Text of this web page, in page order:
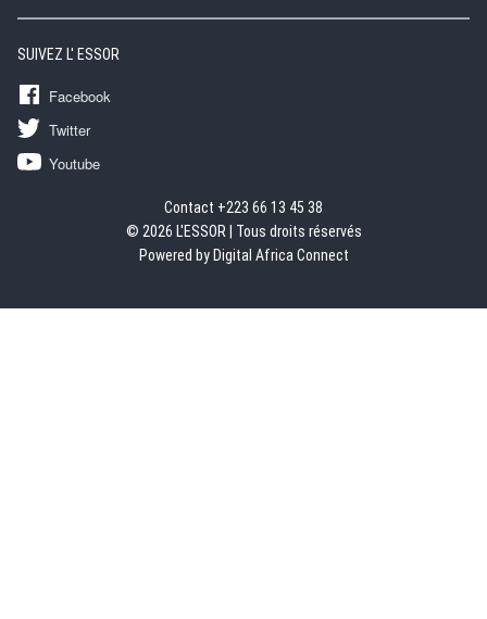
SUIVEZ L' ESSOR
Facebook
Twitter
Youtube
Contact +223 66 13 45 38
© 2026 L'ESSOR | Tous droits réservés
Powered by Digital Africa Connect